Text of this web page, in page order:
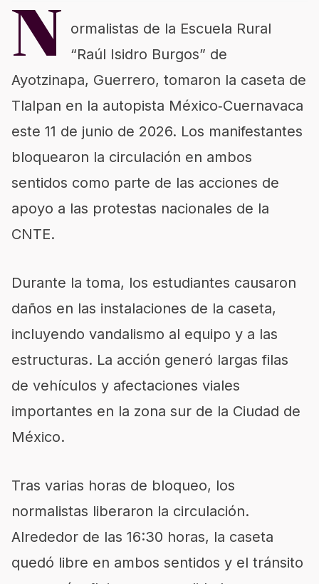
N
ormalistas de la Escuela Rural
“Raúl Isidro Burgos” de
Ayotzinapa, Guerrero, tomaron la caseta de
Tlalpan en la autopista México‑Cuernavaca
este 11 de junio de 2026. Los manifestantes
bloquearon la circulación en ambos
sentidos como parte de las acciones de
apoyo a las protestas nacionales de la
CNTE.
Durante la toma, los estudiantes causaron
daños en las instalaciones de la caseta,
incluyendo vandalismo al equipo y a las
estructuras. La acción generó largas filas
de vehículos y afectaciones viales
importantes en la zona sur de la Ciudad de
México.
Tras varias horas de bloqueo, los
normalistas liberaron la circulación.
Alrededor de las 16:30 horas, la caseta
quedó libre en ambos sentidos y el tránsito